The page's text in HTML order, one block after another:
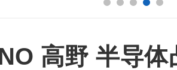
高野 半导体